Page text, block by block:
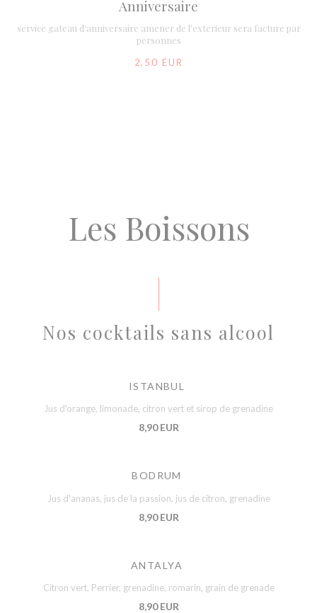
Anniversaire
service gateau d'anniversaire amener de l'exterieur sera facture par
personnes
2,50 EUR
Les Boissons
Nos cocktails sans alcool
ISTANBUL
Jus d'orange, limonade, citron vert et sirop de grenadine
8,90 EUR
BODRUM
Jus d'ananas, jus de la passion, jus de citron, grenadine
8,90 EUR
ANTALYA
Citron vert, Perrier, grenadine, romarin, grain de grenade
8,90 EUR